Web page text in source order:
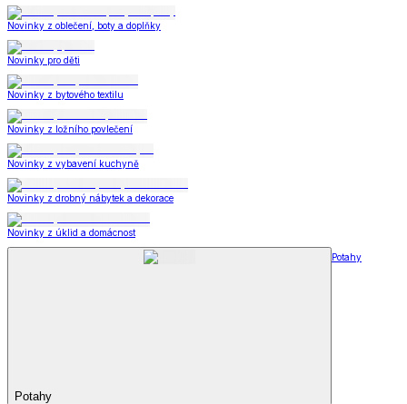
Novinky z oblečení, boty a doplňky
Novinky pro děti
Novinky z bytového textilu
Novinky z ložního povlečení
Novinky z vybavení kuchyně
Novinky z drobný nábytek a dekorace
Novinky z úklid a domácnost
Potahy
Potahy